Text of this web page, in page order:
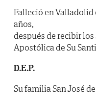
Falleció en Valladolid
años,
después de recibir
Apostólica de Su
D.E.P.
Su familia San José